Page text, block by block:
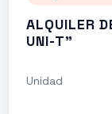
ALQUILER
UNI-T"
Unidad